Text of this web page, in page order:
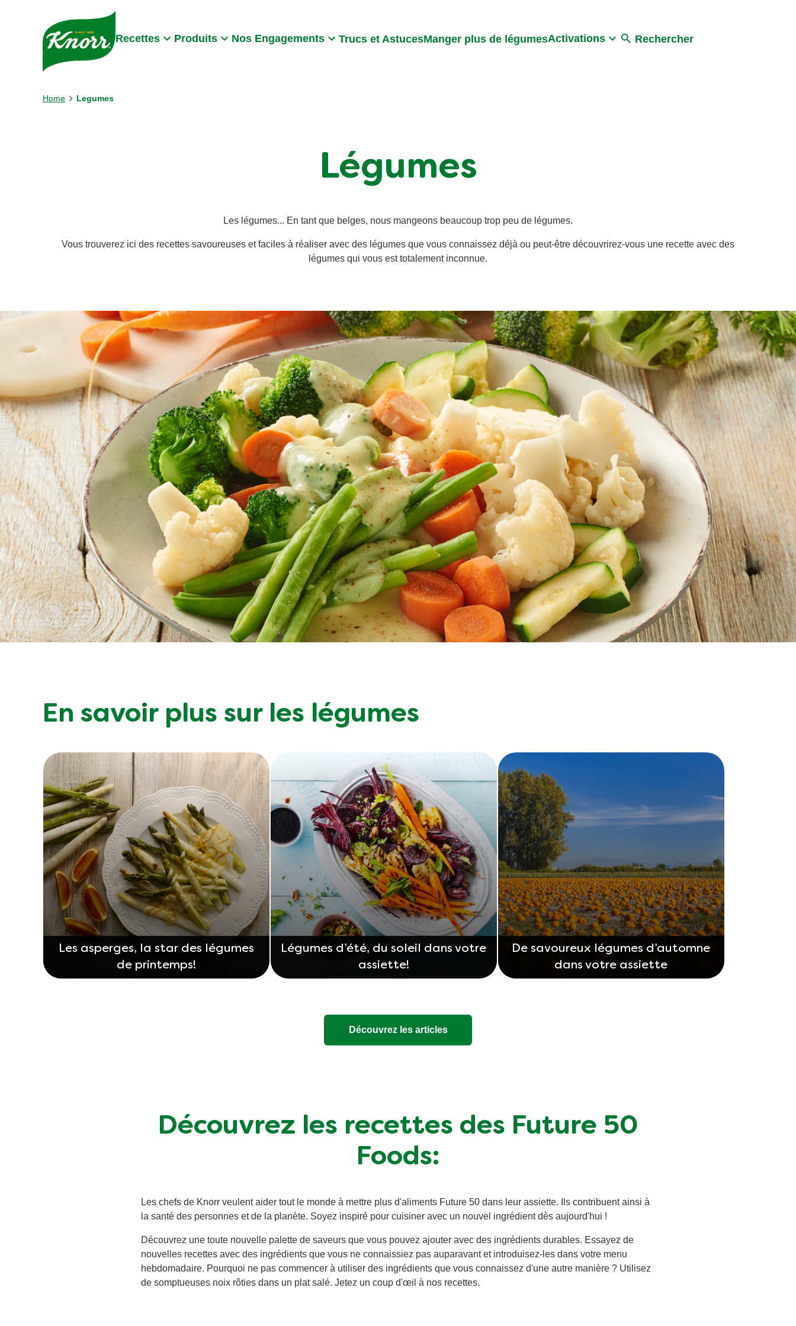
Skip to:
Recettes Produits Nos Engagements Trucs et AstucesManger plus de légumesActivations Rechercher
Home Legumes
Légumes
Les légumes... En tant que belges, nous mangeons beaucoup trop peu de légumes.
Vous trouverez ici des recettes savoureuses et faciles à réaliser avec des légumes que vous connaissez déjà ou peut-être découvrirez-vous une recette avec des
légumes qui vous est totalement inconnue.
En savoir plus sur les légumes
Les asperges, la star des légumes
de printemps!
Légumes d’été, du soleil dans votre
assiette!
De savoureux légumes d’automne
dans votre assiette
Découvrez les articles
Découvrez les recettes des Future 50
Foods:
Les chefs de Knorr veulent aider tout le monde à mettre plus d'aliments Future 50 dans leur assiette. Ils contribuent ainsi à
la santé des personnes et de la planète. Soyez inspiré pour cuisiner avec un nouvel ingrédient dès aujourd'hui !
Découvrez une toute nouvelle palette de saveurs que vous pouvez ajouter avec des ingrédients durables. Essayez de
nouvelles recettes avec des ingrédients que vous ne connaissiez pas auparavant et introduisez-les dans votre menu
hebdomadaire. Pourquoi ne pas commencer à utiliser des ingrédients que vous connaissez d'une autre manière ? Utilisez
de somptueuses noix rôties dans un plat salé. Jetez un coup d'œil à nos recettes.